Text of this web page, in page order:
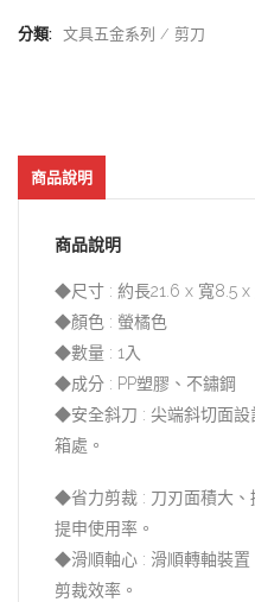
分類: 文具五金系列 剪刀
商品說明
商品說明
◆尺寸 : 約長21.6 x 寬8.5 x
◆顏色 : 螢橘色
◆數量 : 1入
◆成分 : PP塑膠、不鏽鋼
◆安全斜刀 : 尖端斜切面設
箱處。
◆省力剪裁 : 刀刃面積大、
提申使用率。
◆滑順軸心 : 滑順轉軸裝置
剪裁效率。